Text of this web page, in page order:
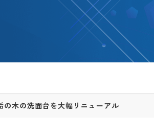
の木の洗面台を大幅リニューアル